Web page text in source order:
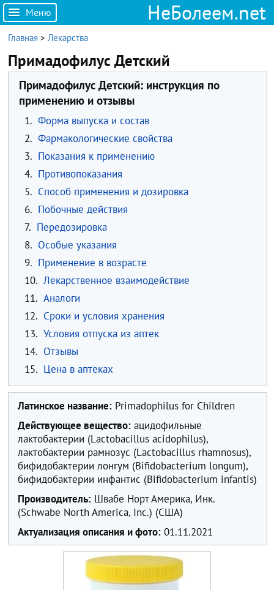
Меню НеБолеем.net
Главная >Лекарства
Примадофилус Детский
Примадофилус Детский: инструкция по
применению и отзывы
1. Форма выпуска и состав
2. Фармакологические свойства
3. Показания к применению
4. Противопоказания
5. Способ применения и дозировка
6. Побочные действия
7. Передозировка
8. Особые указания
9. Применение в возрасте
10. Лекарственное взаимодействие
11. Аналоги
12. Сроки и условия хранения
13. Условия отпуска из аптек
14. Отзывы
15. Цена в аптеках
Латинское название: Primadophilus for Children
Действующее вещество: ацидофильные
лактобактерии (Lactobacillus acidophilus),
лактобактерии рамнозус (Lactobacillus rhamnosus),
бифидобактерии лонгум (Bifidobacterium longum),
бифидобактерии инфантис (Bifidobacterium infantis)
Производитель: Швабе Норт Америка, Инк.
(Schwabe North America, Inc.) (США)
Актуализация описания и фото: 01.11.2021